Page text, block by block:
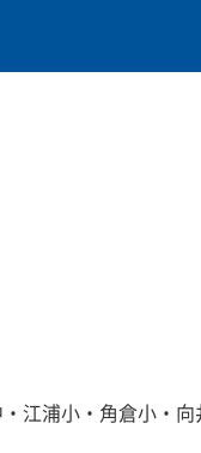
江浦小・角倉小・